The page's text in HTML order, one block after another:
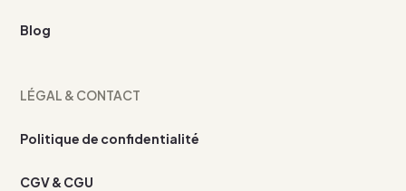
Blog
LÉGAL & CONTACT
Politique de confidentialité
CGV & CGU